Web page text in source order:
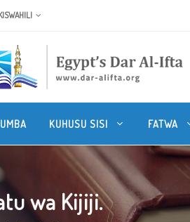
KUHUSU SISI FATWA
wa Kijiji.